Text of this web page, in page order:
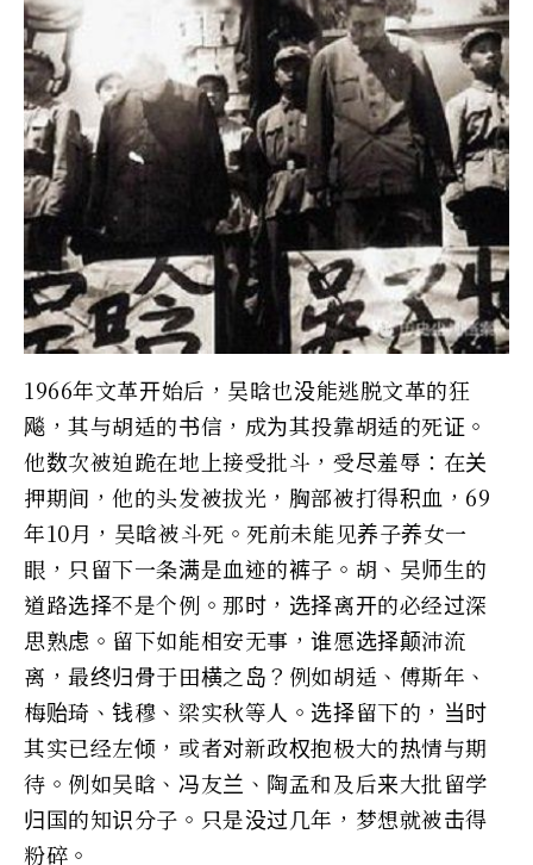
1966年文革开始后，吴晗也没能逃脱文革的狂
飚，其与胡适的书信，成为其投靠胡适的死证。
他数次被迫跪在地上接受批斗，受尽羞辱：在关
押期间，他的头发被拔光，胸部被打得积血，69
年10月，吴晗被斗死。死前未能见养子养女一
眼，只留下一条满是血迹的裤子。胡、吴师生的
道路选择不是个例。那时，选择离开的必经过深
思熟虑。留下如能相安无事，谁愿选择颠沛流
离，最终归骨于田横之岛？例如胡适、傅斯年、
梅贻琦、钱穆、梁实秋等人。选择留下的，当时
其实已经左倾，或者对新政权抱极大的热情与期
待。例如吴晗、冯友兰、陶孟和及后来大批留学
归国的知识分子。只是没过几年，梦想就被击得
粉碎。